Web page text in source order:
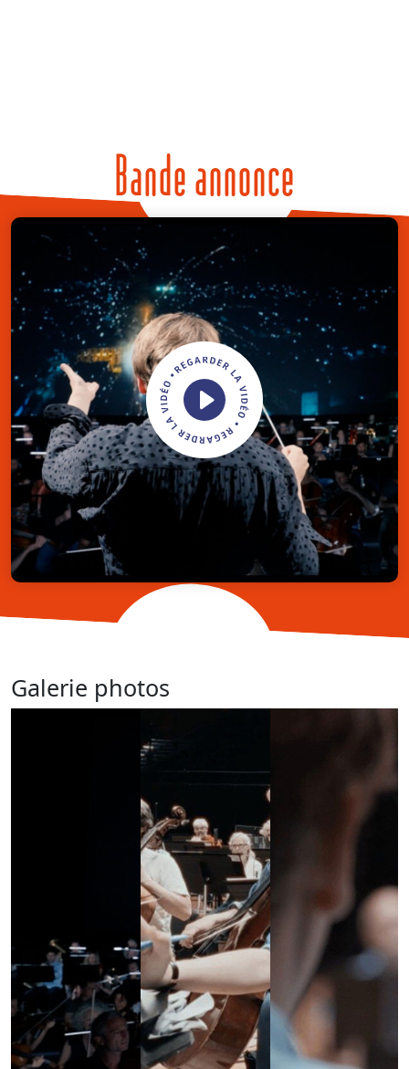
Bande annonce
Galerie photos